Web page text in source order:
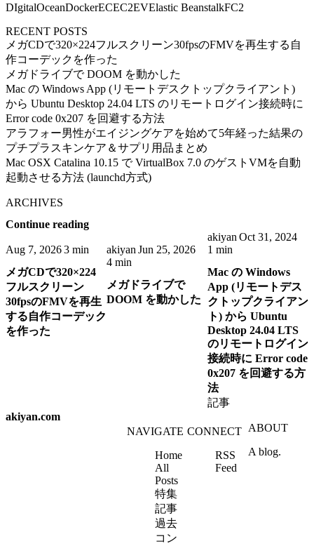
DIgitalOceanDockerECEC2EVElastic BeanstalkFC2
RECENT POSTS
メガCDで320×224フルスクリーン30fpsのFMVを再生する自
作コーデックを作った
メガドライブで DOOM を動かした
Mac の Windows App (リモートデスクトップクライアント)
から Ubuntu Desktop 24.04 LTS のリモートログイン接続時に
Error code 0x207 を回避する方法
アラフォー男性がエイジングケアを始めて5年経った結果の
プチプラスキンケア＆サプリ用品まとめ
Mac OSX Catalina 10.15 で VirtualBox 7.0 のゲストVMを自動
起動させる方法 (launchd方式)
ARCHIVES
Continue reading
Aug 7, 20263 min
メガCDで320×224
フルスクリーン
30fpsのFMVを再生
する自作コーデック
を作った
akiyan Jun 25, 2026
4 min
メガドライブで
DOOM を動かした
akiyan Oct 31, 2024
1 min
Mac の Windows
App (リモートデス
クトップクライアン
ト) から Ubuntu
Desktop 24.04 LTS
のリモートログイン
接続時に Error code
0x207 を回避する方
法
記事
akiyan.com
NAVIGATE
Home
All
Posts
特集
記事
過去
コン
CONNECT
RSS
Feed
ABOUT
A blog.